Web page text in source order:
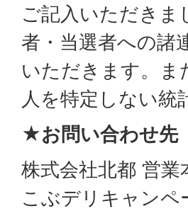
ご記入いただきま
者・当選者への諸
いただきます。ま
人を特定しない統
★お問い合わせ先
株式会社北都 営
こぶデリキャンペ